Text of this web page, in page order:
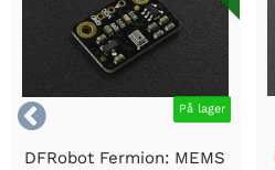
 På lager
DFRobot Fermion: MEMS